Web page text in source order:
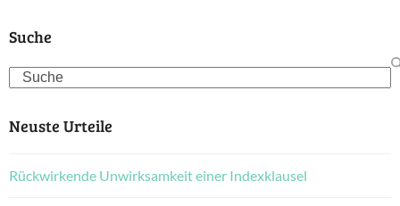
Suche
Search
Neuste Urteile
Rückwirkende Unwirksamkeit einer Indexklausel